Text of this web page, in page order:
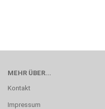
MEHR ÜBER...
Kontakt
Impressum